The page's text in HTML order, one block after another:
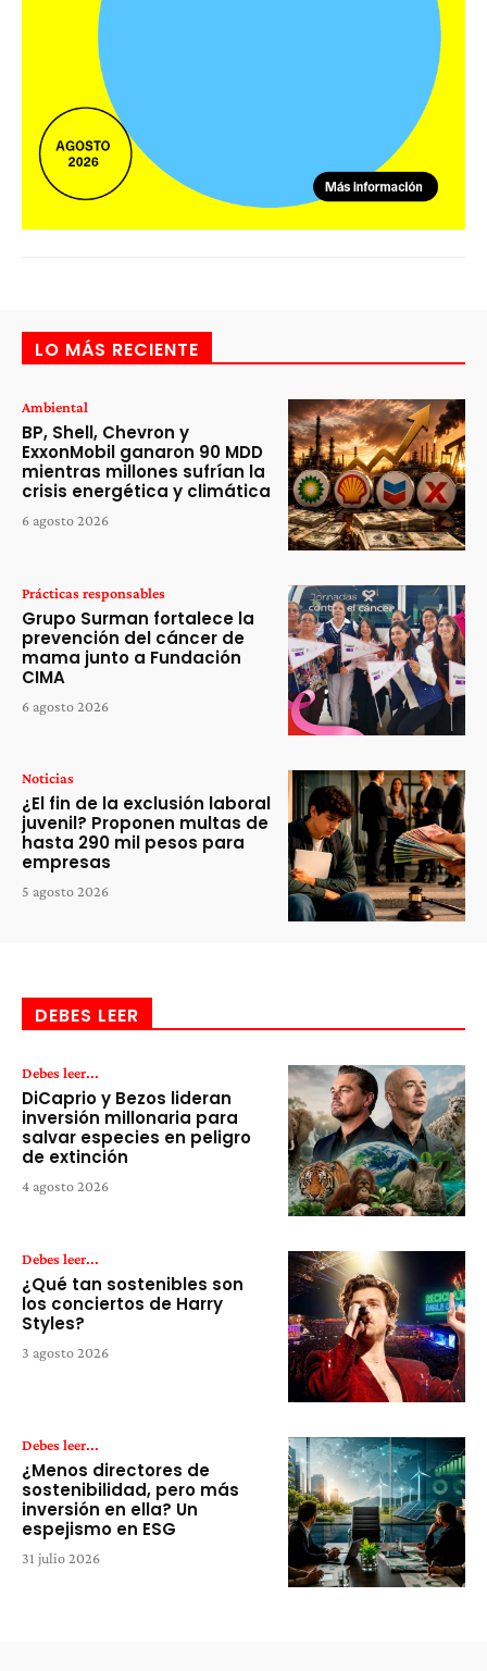
LO MÁS RECIENTE
Ambiental
BP, Shell, Chevron y
ExxonMobil ganaron 90 MDD
mientras millones sufrían la
crisis energética y climática
6 agosto 2026
Prácticas responsables
Grupo Surman fortalece la
prevención del cáncer de
mama junto a Fundación
CIMA
6 agosto 2026
Noticias
¿El fin de la exclusión laboral
juvenil? Proponen multas de
hasta 290 mil pesos para
empresas
5 agosto 2026
DEBES LEER
Debes leer...
DiCaprio y Bezos lideran
inversión millonaria para
salvar especies en peligro
de extinción
4 agosto 2026
Debes leer...
¿Qué tan sostenibles son
los conciertos de Harry
Styles?
3 agosto 2026
Debes leer...
¿Menos directores de
sostenibilidad, pero más
inversión en ella? Un
espejismo en ESG
31 julio 2026